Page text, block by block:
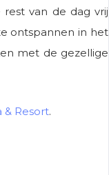
van de dag vrij
ontspannen in het
met de gezellige
& Resort.